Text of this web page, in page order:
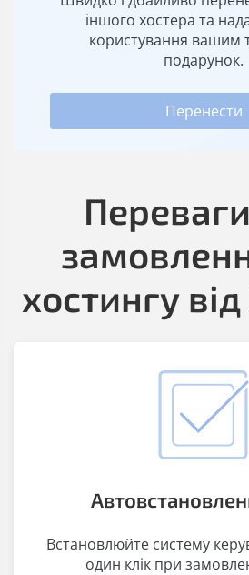
іншого хостера та
користування вашим
подарунок.
Перенести
хостингу
Встановлюйте систему
один клік при